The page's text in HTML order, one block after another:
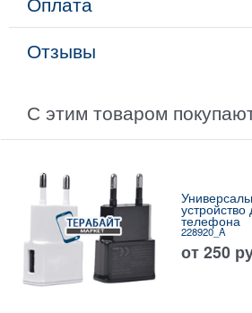
Отзывы
С этим товаром
телефона
228920_A
от 250